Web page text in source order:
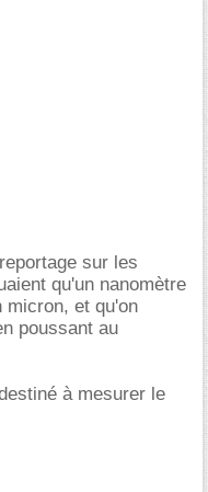
sur les
qu'un nanomètre
micron, et qu'on
poussant au
à mesurer le